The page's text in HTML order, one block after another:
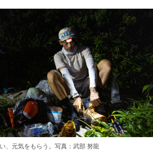
、元気をもらう。写真：武部 努龍